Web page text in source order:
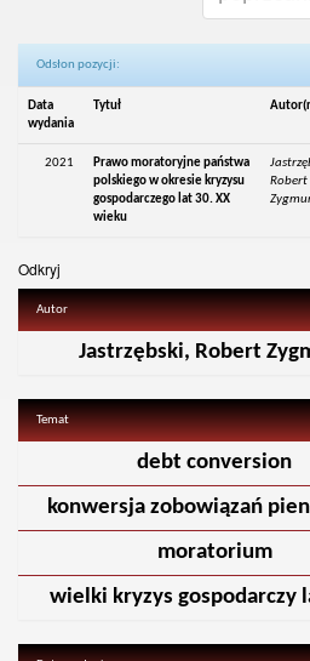
Odsłon pozycji:
Data
wydania
Tytuł
2021
Prawo moratoryjne państwa
polskiego w okresie kryzysu
gospodarczego lat 30. XX
wieku
Robert
Odkryj
Autor
Jastrzębski, Robert
Temat
debt conversion
konwersja zobowiązań
moratorium
wielki kryzys gospodarczy